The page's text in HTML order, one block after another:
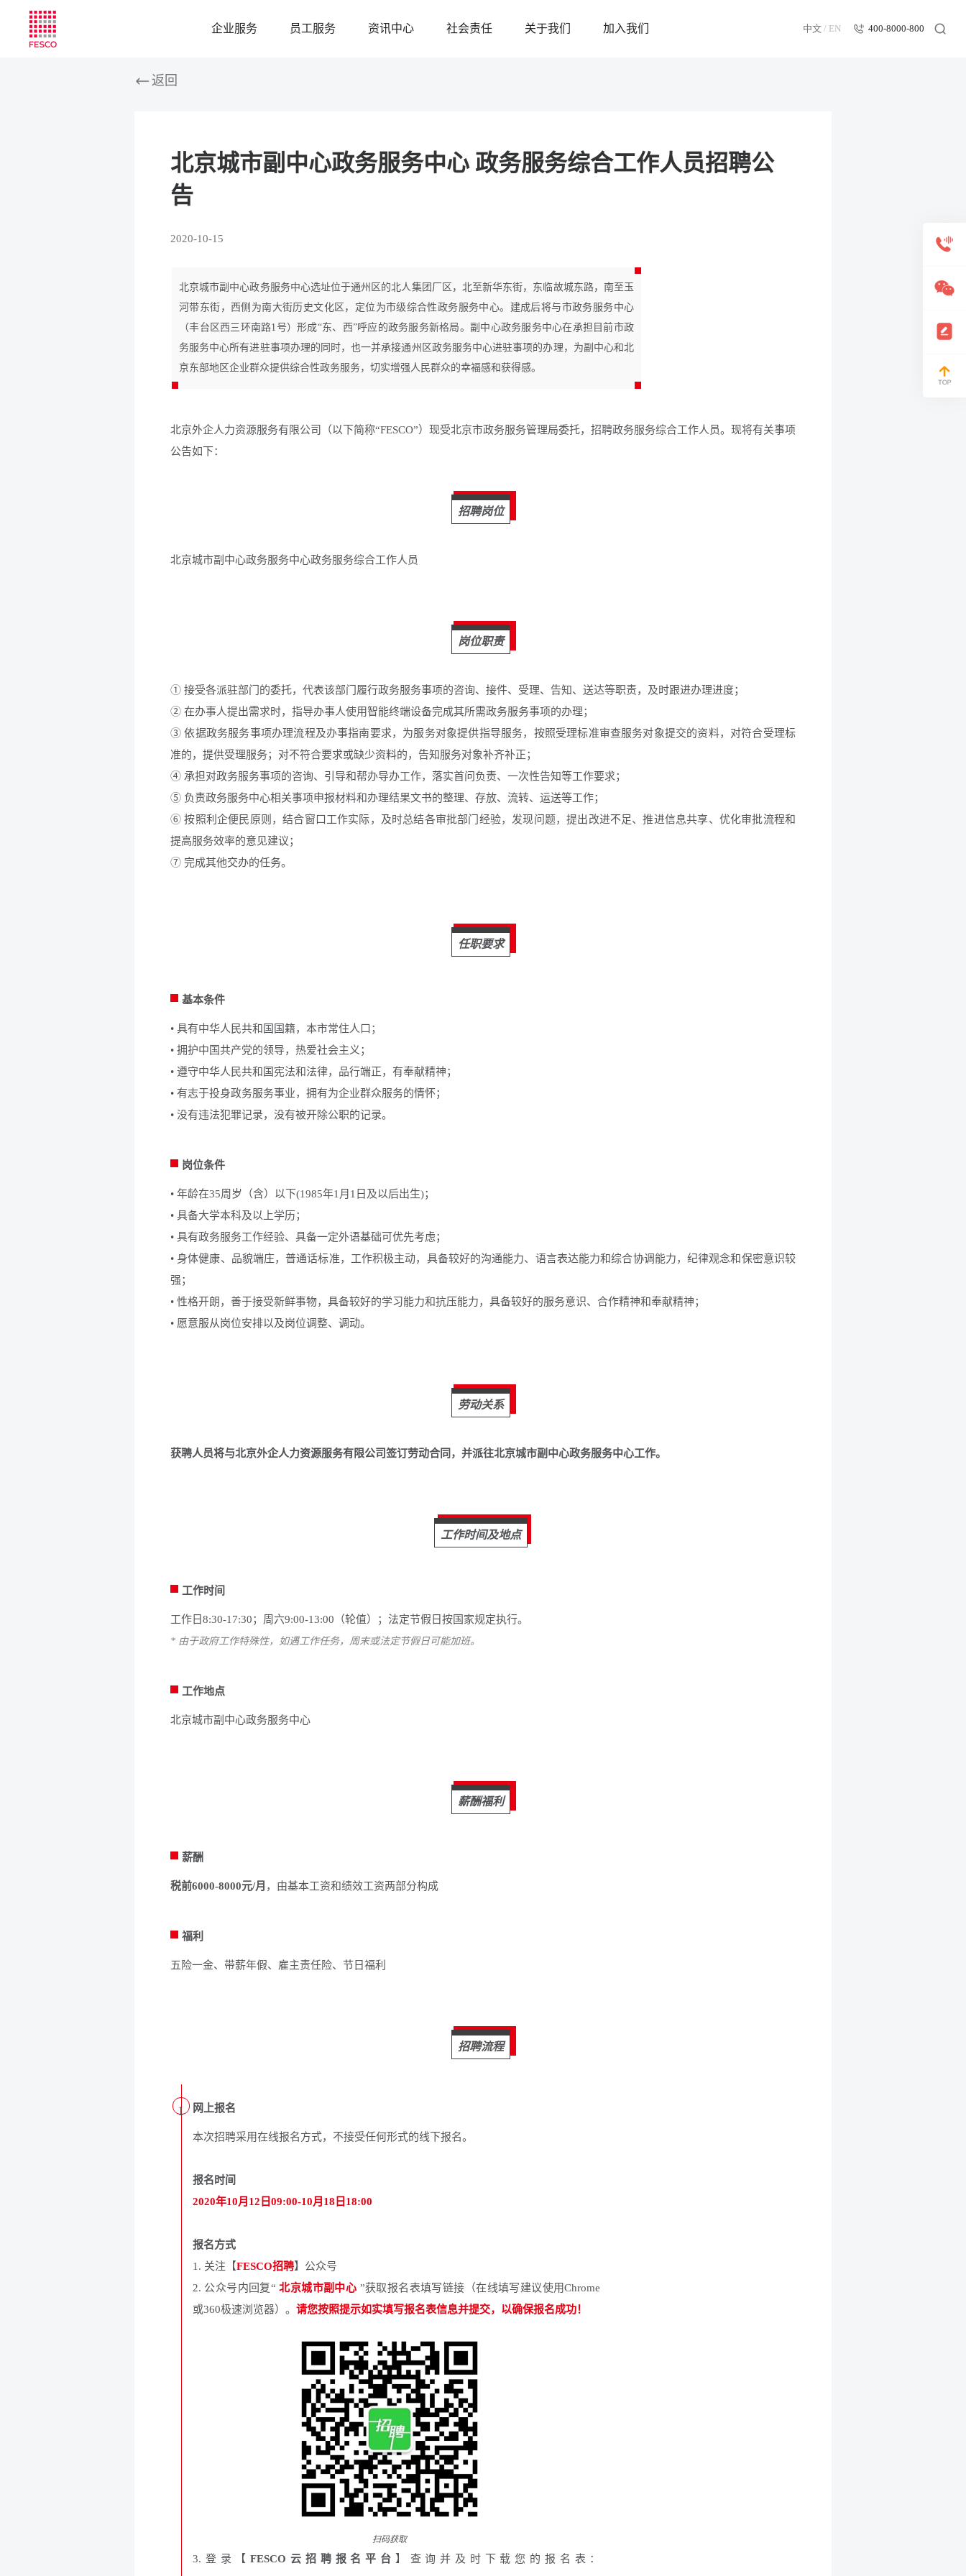
企业服务 员工服务 资讯中心 社会责任 关于我们 加入我们 中文 / EN 400-8000-800
返回
北京城市副中心政务服务中心 政务服务综合工作人员招聘公
告
2020-10-15
北京城市副中心政务服务中心选址位于通州区的北人集团厂区，北至新华东街，东临故城东路，南至玉
河带东街，西侧为南大街历史文化区，定位为市级综合性政务服务中心。建成后将与市政务服务中心
（丰台区西三环南路1号）形成“东、西”呼应的政务服务新格局。副中心政务服务中心在承担目前市政
务服务中心所有进驻事项办理的同时，也一并承接通州区政务服务中心进驻事项的办理，为副中心和北
京东部地区企业群众提供综合性政务服务，切实增强人民群众的幸福感和获得感。
北京外企人力资源服务有限公司（以下简称“FESCO”）现受北京市政务服务管理局委托，招聘政务服务综合工作人员。现将有关事项
公告如下：
招聘岗位
北京城市副中心政务服务中心政务服务综合工作人员
岗位职责
① 接受各派驻部门的委托，代表该部门履行政务服务事项的咨询、接件、受理、告知、送达等职责，及时跟进办理进度；
② 在办事人提出需求时，指导办事人使用智能终端设备完成其所需政务服务事项的办理；
③ 依据政务服务事项办理流程及办事指南要求，为服务对象提供指导服务，按照受理标准审查服务对象提交的资料，对符合受理标
准的，提供受理服务；对不符合要求或缺少资料的，告知服务对象补齐补正；
④ 承担对政务服务事项的咨询、引导和帮办导办工作，落实首问负责、一次性告知等工作要求；
⑤ 负责政务服务中心相关事项申报材料和办理结果文书的整理、存放、流转、运送等工作；
⑥ 按照利企便民原则，结合窗口工作实际，及时总结各审批部门经验，发现问题，提出改进不足、推进信息共享、优化审批流程和
提高服务效率的意见建议；
⑦ 完成其他交办的任务。
任职要求
基本条件
• 具有中华人民共和国国籍，本市常住人口；
• 拥护中国共产党的领导，热爱社会主义；
• 遵守中华人民共和国宪法和法律，品行端正，有奉献精神；
• 有志于投身政务服务事业，拥有为企业群众服务的情怀；
• 没有违法犯罪记录，没有被开除公职的记录。
岗位条件
• 年龄在35周岁（含）以下(1985年1月1日及以后出生)；
• 具备大学本科及以上学历；
• 具有政务服务工作经验、具备一定外语基础可优先考虑；
• 身体健康、品貌端庄，普通话标准，工作积极主动，具备较好的沟通能力、语言表达能力和综合协调能力，纪律观念和保密意识较
强；
• 性格开朗，善于接受新鲜事物，具备较好的学习能力和抗压能力，具备较好的服务意识、合作精神和奉献精神；
• 愿意服从岗位安排以及岗位调整、调动。
劳动关系
获聘人员将与北京外企人力资源服务有限公司签订劳动合同，并派往北京城市副中心政务服务中心工作。
工作时间及地点
工作时间
工作日8:30-17:30；周六9:00-13:00（轮值）；法定节假日按国家规定执行。
* 由于政府工作特殊性，如遇工作任务，周末或法定节假日可能加班。
工作地点
北京城市副中心政务服务中心
薪酬福利
薪酬
税前6000-8000元/月 ，由基本工资和绩效工资两部分构成
福利
五险一金、带薪年假、雇主责任险、节日福利
招聘流程
1 网上报名
本次招聘采用在线报名方式，不接受任何形式的线下报名。
报名时间
2020年10月12日09:00-10月18日18:00
报名方式
1. 关注【FESCO招聘】公众号
2. 公众号内回复“ 北京城市副中心 ”获取报名表填写链接（在线填写建议使用Chrome
或360极速浏览器）。 请您按照提示如实填写报名表信息并提交，以确保报名成功！
扫码获取
3.登录【FESCO云招聘报名平台 】查询并及时下载您的报名表：